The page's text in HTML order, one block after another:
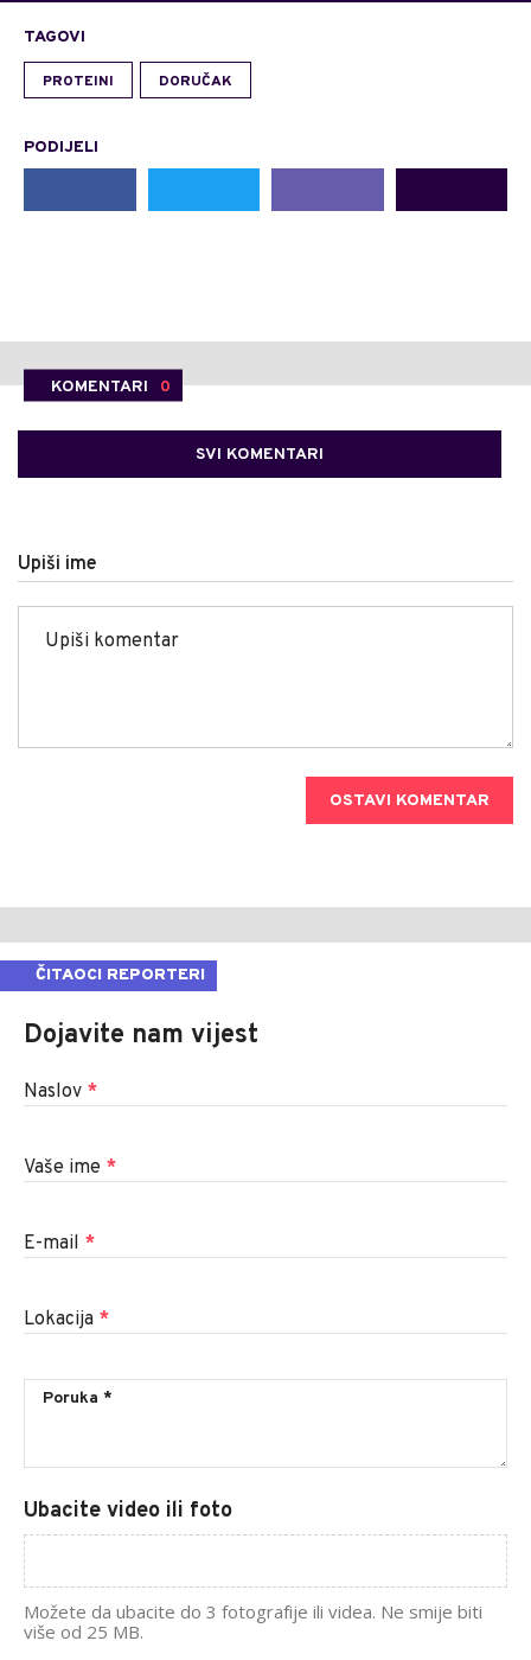
TAGOVI
PROTEINI DORUČAK
PODIJELI
KOMENTARI 0
SVI KOMENTARI
Upiši ime
OSTAVI KOMENTAR
ČITAOCI REPORTERI
Dojavite nam vijest
Naslov *
Vaše ime *
E-mail *
Lokacija *
Ubacite video ili foto
Možete da ubacite do 3 fotografije ili videa. Ne smije biti
više od 25 MB.